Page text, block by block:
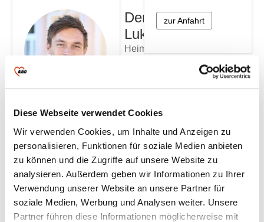
Diese Webseite verwendet Cookies
Wir verwenden Cookies, um Inhalte und Anzeigen zu
personalisieren, Funktionen für soziale Medien anbieten
zu können und die Zugriffe auf unsere Website zu
analysieren. Außerdem geben wir Informationen zu Ihrer
Verwendung unserer Website an unsere Partner für
soziale Medien, Werbung und Analysen weiter. Unsere
Partner führen diese Informationen möglicherweise mit
Denny
Lukes
Heimleiter
Leiter
36626
314825
+49
151
15584619
zur Anfahrt